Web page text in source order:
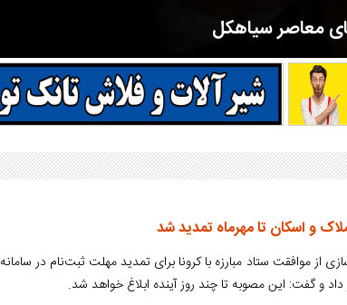
معاصر سیاهکل
مرحوم ملک زاده از سال ۱۳۲۷ شروع به تدریس در مدارس سیاهکل کرد و در ۳۱ سال خدمت خود، علاوه بر تدریس در کلاس اول، معلم نهضت
و اسکان تا مهرماه تمدید شد
از موافقت ستاد مبارزه با کرونا برای تمدید مهلت ثبت‌نام در سامانه